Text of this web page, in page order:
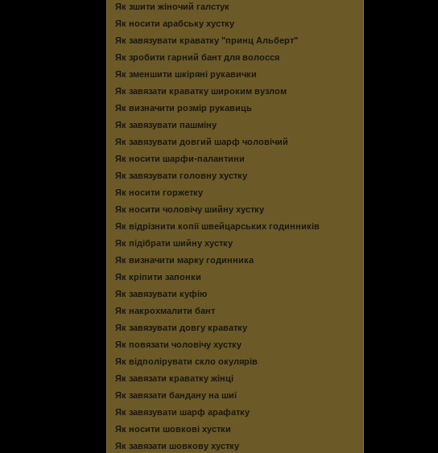
Як зшити жіночий галстук
Як носити арабську хустку
Як завязувати краватку "принц Альберт"
Як зробити гарний бант для волосся
Як зменшити шкіряні рукавички
Як завязати краватку широким вузлом
Як визначити розмір рукавиць
Як завязувати пашміну
Як завязувати довгий шарф чоловічий
Як носити шарфи-палантини
Як завязувати головну хустку
Як носити горжетку
Як носити чоловічу шийну хустку
Як відрізнити копії швейцарських годинників
Як підібрати шийну хустку
Як визначити марку годинника
Як кріпити запонки
Як завязувати куфію
Як накрохмалити бант
Як завязувати довгу краватку
Як повязати чоловічу хустку
Як відполірувати скло окулярів
Як завязати краватку жінці
Як завязати бандану на шиї
Як завязувати шарф арафатку
Як носити шовкові хустки
Як завязати шовкову хустку